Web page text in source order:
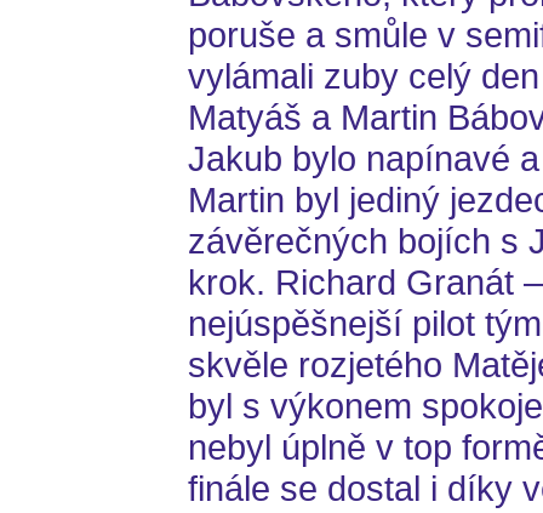
poruše a smůle v
vylámali zuby celý
Matyáš a Martin
Jakub bylo napínavé
Martin byl jediný
závěrečných bojích s
krok. Richard Granát
nejúspěšnejší pilot
skvěle rozjetého
byl s výkonem
nebyl úplně v top
finále se dostal i díky